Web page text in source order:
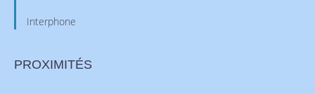
Interphone
PROXIMITÉS